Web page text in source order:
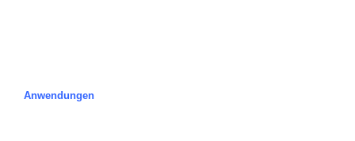
Anwendungen